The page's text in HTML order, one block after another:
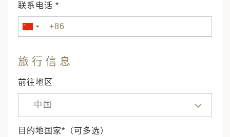
联系电话 *
旅行信息
前往地区
中国
目的地国家*（可多选）